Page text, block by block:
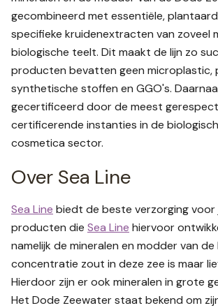
gecombineerd met essentiële,
specifieke kruidenextracten van zoveel
biologische teelt. Dit maakt de lijn zo
producten bevatten geen microplastic,
synthetische stoffen en GGO's.
gecertificeerd door de meest
certificerende instanties in de
cosmetica sector.
Over Sea Line
Sea Line biedt de beste verzorging voor
producten die Sea Line hiervoor
namelijk de mineralen en modder van de
concentratie zout in deze zee is maar
Hierdoor zijn er ook mineralen in grote
Het Dode Zeewater staat bekend om